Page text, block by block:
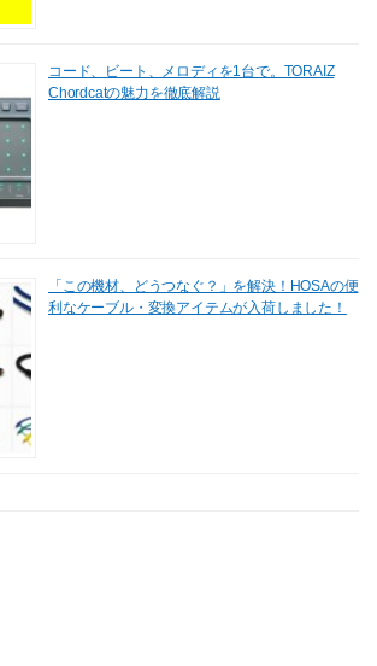
コード、ビート、メロディを1台で。TORAIZ
Chordcatの魅力を徹底解説
「この機材、どうつなぐ？」を解決！HOSAの便
利なケーブル・変換アイテムが入荷しました！